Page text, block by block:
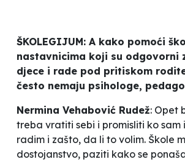
ŠKOLEGIJUM: A kako pomoći
nastavnicima koji su odgovorni
djece i rade pod pritiskom
često nemaju psihologe,
Nermina Vehabović Rudež: Opet
treba vratiti sebi i promisliti ko sam
radim i zašto, da li to volim. Škole
dostojanstvo, paziti kako se